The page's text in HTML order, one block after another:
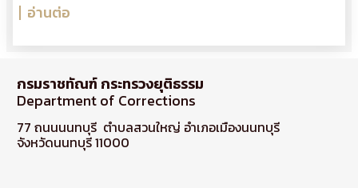
อ่านต่อ
กรมราชทัณฑ์ กระทรวงยุติธรรม
Department of Corrections
77 ถนนนนทบุรี ตำบลสวนใหญ่ อำเภอเมืองนนทบุรี
จังหวัดนนทบุรี 11000